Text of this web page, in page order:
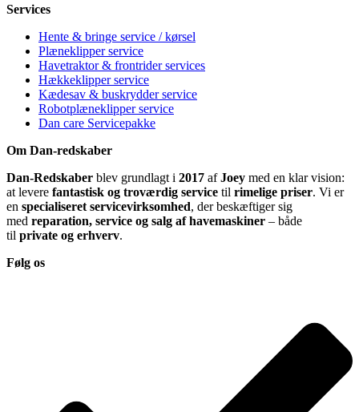
Services
Hente & bringe service / kørsel
Plæneklipper service
Havetraktor & frontrider services
Hækkeklipper service
Kædesav & buskrydder service
Robotplæneklipper service
Dan care Servicepakke
Om Dan-redskaber
Dan-Redskaber blev grundlagt i 2017 afJoey med en klar vision:
at levere fantastisk og troværdig service til rimelige priser. Vi er
en specialiseret servicevirksomhed, der beskæftiger sig
med reparation, service og salg af havemaskiner – både
til private og erhverv.
Følg os